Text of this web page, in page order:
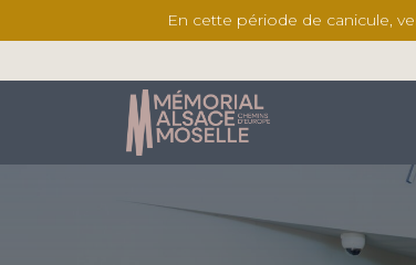
En cette période de canicule,